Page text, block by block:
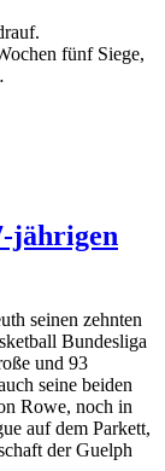
fünf Siege,
jährigen
seinen zehnten
Bundesliga
und 93
seine beiden
Rowe, noch in
auf dem Parkett,
der Guelph